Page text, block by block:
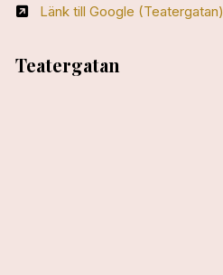
Länk till Google (Teatergatan)
Teatergatan